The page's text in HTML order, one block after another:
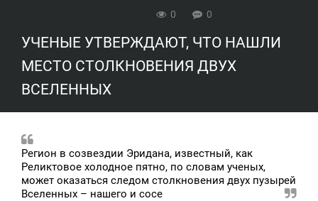
0
0 0
УЧЕНЫЕ УТВЕРЖДАЮТ, ЧТО НАШЛИ
МЕСТО СТОЛКНОВЕНИЯ ДВУХ
ВСЕЛЕННЫХ
Регион в созвездии Эридана, известный, как
Реликтовое холодное пятно, по словам ученых,
может оказаться следом столкновения двух пузырей
Вселенных – нашего и сосе